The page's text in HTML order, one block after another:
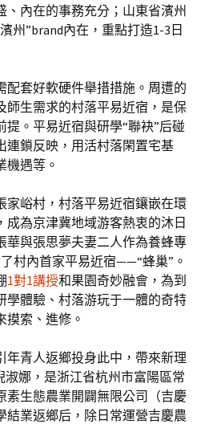
、內在的事務充分；山東省濱州
”brand內在，重點打造1-3日
配套好軟硬件舉措措施。周遭的
師生需求的村落平易近宿，是保
。平易近宿與研學“聯袂”后碰
連鎖反映，用活村落閑置宅基
機遇等。
家峪村，村落平易近宿鑲嵌在環
為京津冀地域游客熱衷的沐日
華與張思夢夫妻二人作為養蜂專
村內首家平易近宿——“蜂巢”。
1對1講授和果園奇妙融會，為到
學體驗、村落游玩于一體的奇特
摸索、進修。
年青人返鄉投身此中，帶來新理
淑娜，是浙江省杭州市富陽區常
素生態農業開闢無限公司（吉慶
結業返鄉后，除日常運營吉慶農